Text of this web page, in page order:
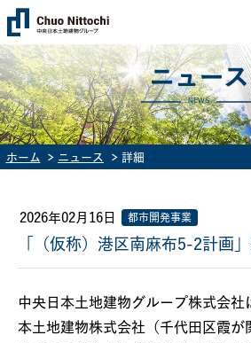
ニュース
NEWS
ホーム ニュース 詳細
2026年02月16日 都市開発事業
「（仮称）港区南麻布5-2計画
中央日本土地建物グループ株式会社
本土地建物株式会社（千代田区霞が